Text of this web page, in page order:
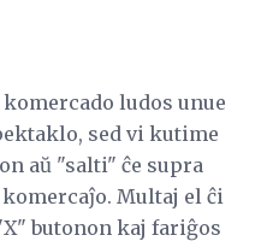
ludos unue
sed vi kutime
aŭ "salti" ĉe supra
Multaj el ĉi
butonon kaj fariĝos